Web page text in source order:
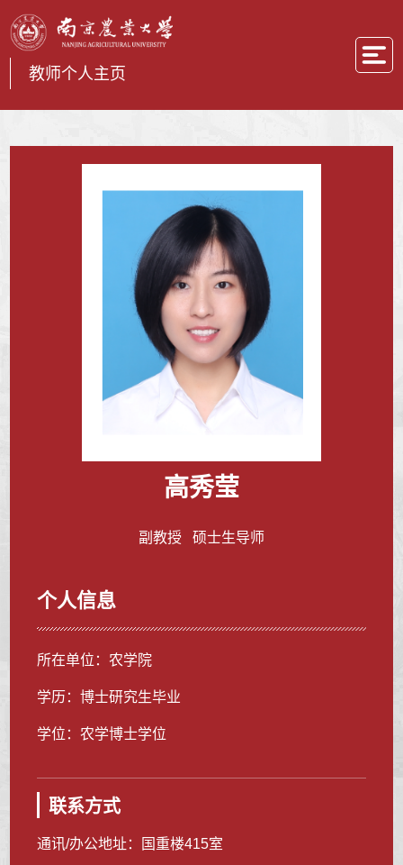
教师个人主页
高秀莹
副教授 硕士生导师
个人信息
所在单位：农学院
学历：博士研究生毕业
学位：农学博士学位
联系方式
通讯/办公地址：
国重楼415室